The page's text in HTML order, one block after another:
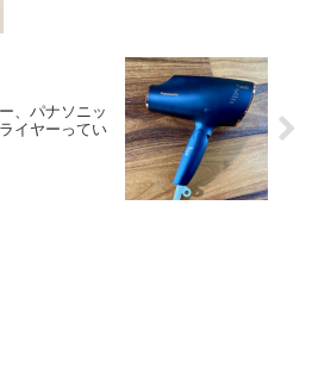
、パナソニッ
イヤーってい